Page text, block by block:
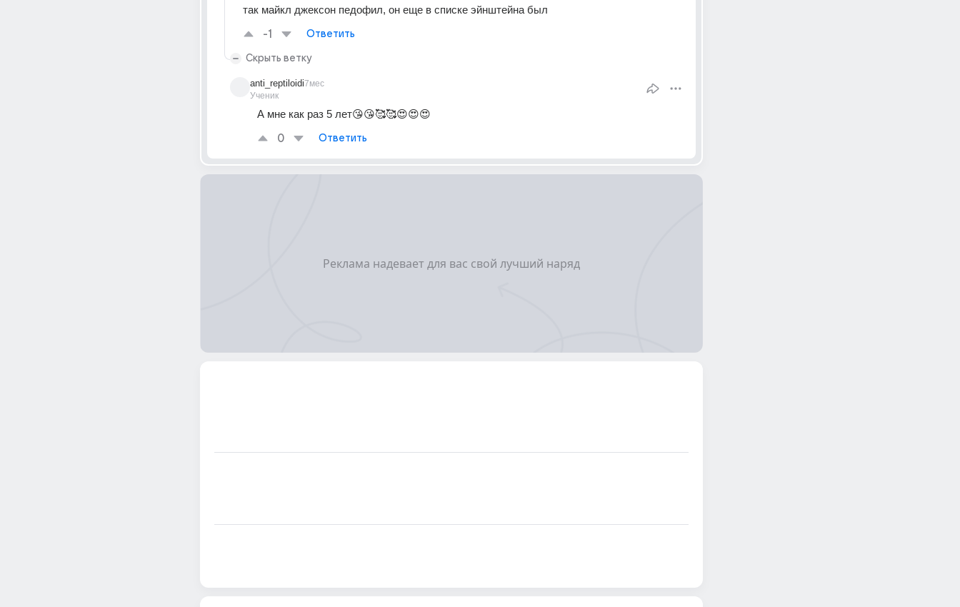
так майкл джексон педофил, он еще в списке эйнштейна был
-1 Ответить
Скрыть ветку
anti_reptiloidi
Ученик
7мес
А мне как раз 5 лет😘😘🥰🥰😍😍😍
0 Ответить